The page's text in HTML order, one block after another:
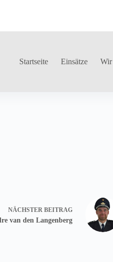
Startseite Einsätze Wir
NÄCHSTERBEITRAG
van den Langenberg